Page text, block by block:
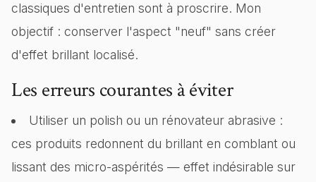
classiques d'entretien sont à proscrire. Mon
objectif : conserver l'aspect "neuf" sans créer
d'effet brillant localisé.
Les erreurs courantes à éviter
Utiliser un polish ou un rénovateur abrasive :
ces produits redonnent du brillant en comblant ou
lissant des micro-aspérités — effet indésirable sur